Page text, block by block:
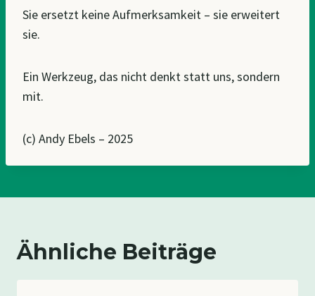
Sie ersetzt keine Aufmerksamkeit – sie erweitert
sie.
Ein Werkzeug, das nicht denkt statt uns, sondern
mit.
(c) Andy Ebels – 2025
Ähnliche Beiträge